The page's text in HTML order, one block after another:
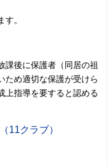
。
後に保護者（同居の祖
ため適切な保護が受けら
上指導を要すると認める
（11クラブ）